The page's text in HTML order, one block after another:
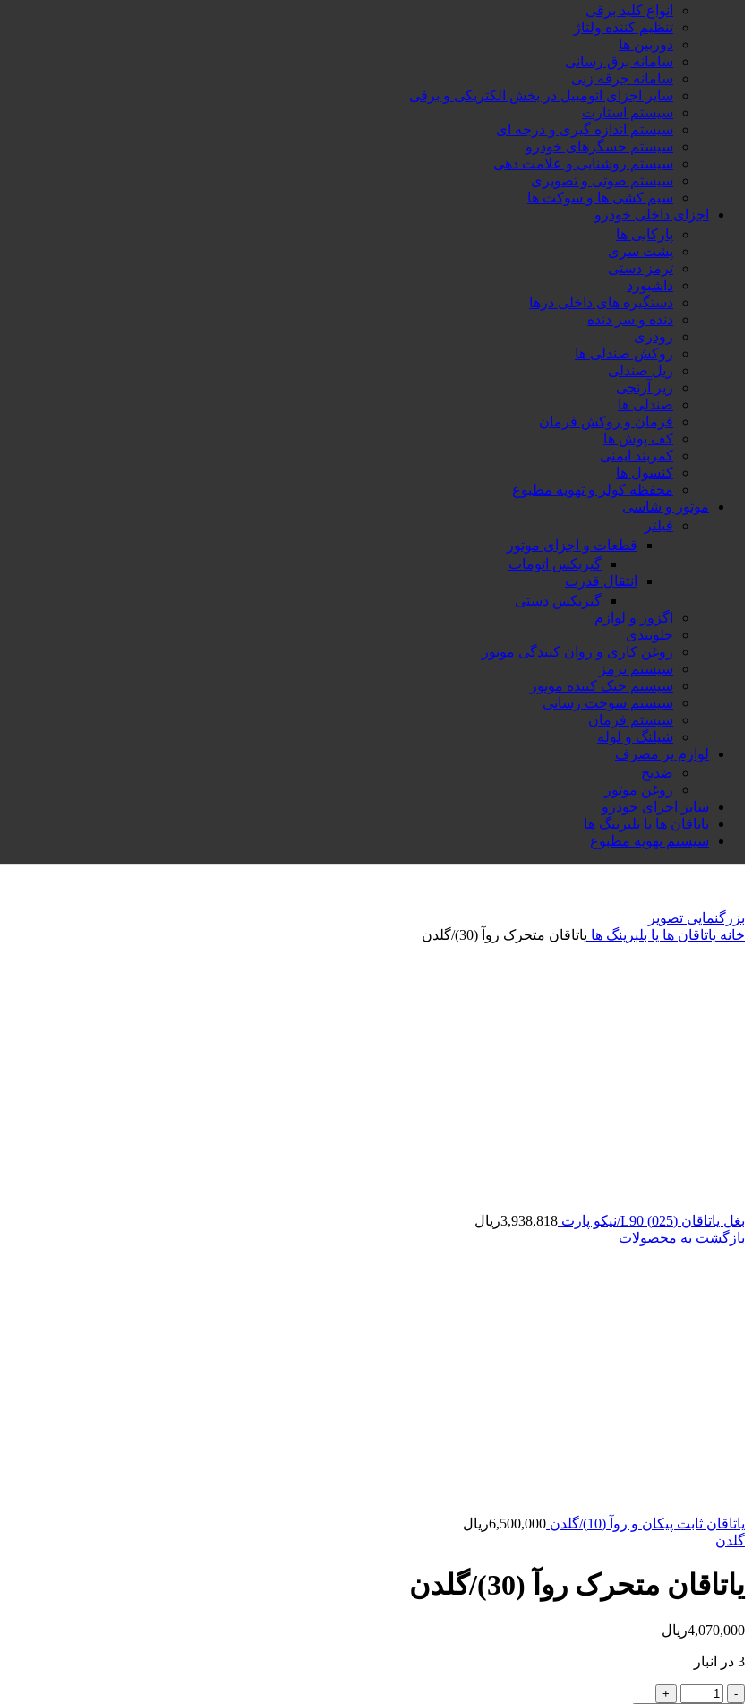
انواع کلید برقی
تنظیم کننده ولتاژ
دوربین ها
سامانه برق رسانی
سامانه جرقه زنی
سایر اجزای اتومبیل در بخش الکتریکی و برقی
سیستم استارت
سیستم اندازه گیری و درجه ای
سیستم حسگرهای خودرو
سیستم روشنایی و علامت دهی
سیستم صوتی و تصویری
سیم کشی ها و سوکت ها
اجزای داخلی خودرو
پارکابی ها
پشت سری
ترمز دستی
داشبورد
دستگیره های داخلی درها
دنده و سر دنده
رودری
روکش صندلی ها
ریل صندلی
زیر آرنجی
صندلی ها
فرمان و روکش فرمان
کف پوش ها
کمربند ایمنی
کنسول ها
محفظه کولر و تهویه مطبوع
موتور و شاسی
فیلتر
قطعات و اجزای موتور
گیربکس اتومات
انتقال قدرت
گیربکس دستی
اگزوز و لوازم
جلوبندی
روغن کاری و روان کنندگی موتور
سیستم ترمز
سیستم خنک کننده موتور
سیستم سوخت رسانی
سیستم فرمان
شیلنگ و لوله
لوازم پر مصرف
ضدیخ
روغن موتور
سایر اجزای خودرو
یاتاقان ها یا بلبرینگ ها
سیستم تهویه مطبوع
بزرگنمایی تصویر
خانه یاتاقان ها یا بلبرینگ ها یاتاقان متحرک روآ (30)/گلدن
بغل یاتاقان (025) L90/نیکو پارت 3,938,818ریال
بازگشت به محصولات
یاتاقان ثابت پیکان و روآ (10)/گلدن 6,500,000ریال
گلدن
یاتاقان متحرک روآ (30)/گلدن
4,070,000ریال
3 در انبار
یاتاقان